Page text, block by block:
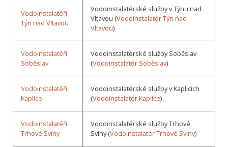
Vodoinstalatéři
Týn nad Vltavou
Vodoinstalatérské služby v Týnu nad
Vltavou (Vodoinstalatér Týn nad
Vltavou)
Vodoinstalatéři
Soběslav
Vodoinstalatérské služby Soběslav
(Vodoinstalatér Soběslav)
Vodoinstalatéři
Kaplice
Vodoinstalatérské služby v Kaplicích
(Vodoinstalatér Kaplice)
Vodoinstalatéři
Trhové Sviny
Vodoinstalatérské služby Trhové
Sviny (Vodoinstalatér Trhové Sviny)